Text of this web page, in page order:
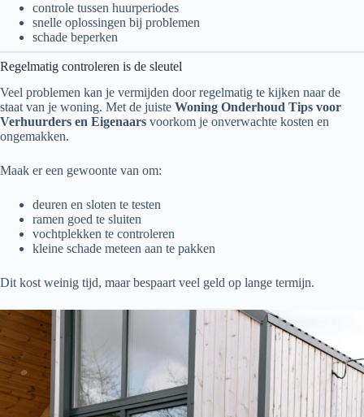
controle tussen huurperiodes
snelle oplossingen bij problemen
schade beperken
Regelmatig controleren is de sleutel
Veel problemen kan je vermijden door regelmatig te kijken naar de
staat van je woning. Met de juiste Woning Onderhoud Tips voor
Verhuurders en Eigenaars voorkom je onverwachte kosten en
ongemakken.
Maak er een gewoonte van om:
deuren en sloten te testen
ramen goed te sluiten
vochtplekken te controleren
kleine schade meteen aan te pakken
Dit kost weinig tijd, maar bespaart veel geld op lange termijn.